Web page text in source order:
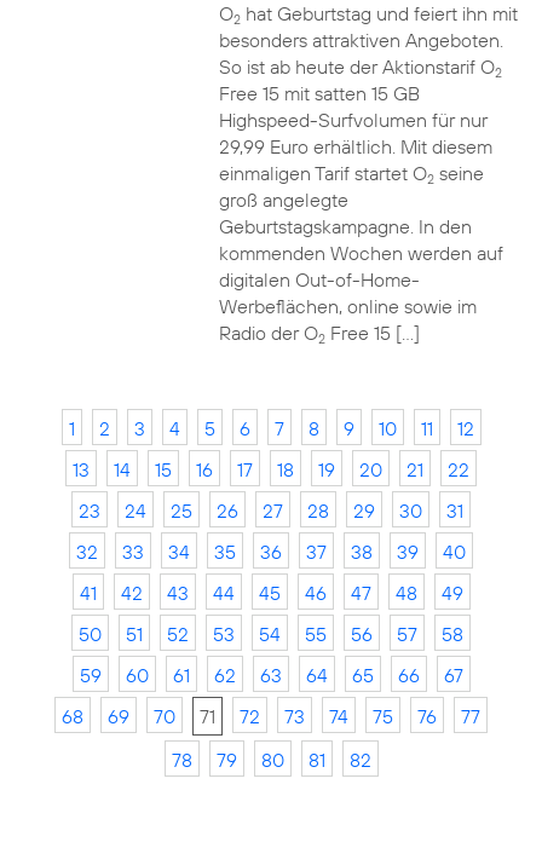
O2hat Geburtstag und feiert ihn mit
besonders attraktiven Angeboten.
So ist ab heute der Aktionstarif O2
Free 15 mit satten 15 GB
Highspeed-Surfvolumen für nur
29,99 Euro erhältlich. Mit diesem
einmaligen Tarif startet O2seine
groß angelegte
Geburtstagskampagne. In den
kommenden Wochen werden auf
digitalen Out-of-Home-
Werbeflächen, online sowie im
Radio der O2Free 15 […]
1 2 3 4 5 6 7 8 9 10 11
12
13
14 15 16 17 18 19 20 21
22
23
24 25 26 27 28 29 30
31
32
33 34 35 36 37 38 39
40
41
42 43 44 45 46 47 48
49
50
51 52 53 54 55 56 57
58
59
60 61 62 63 64 65 66
67
68
69 70 71 72 73 74 75 76
77
78
79 80 81 82